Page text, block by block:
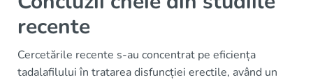
recente
Cercetările recente s-au concentrat pe eficiența
tadalafilului în tratarea disfuncției erectile, având un